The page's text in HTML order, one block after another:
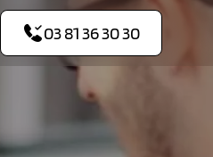
03 81 36 30 30